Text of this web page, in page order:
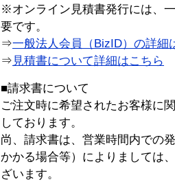
※オンライン見積書発行には、
要です。
⇒一般法人会員（BizID）の詳細
⇒ 見積書について詳細はこちら
■請求書について
ご注文時に希望されたお客様に
しております。
尚、請求書は、営業時間内での
かかる場合等）によりましては
ざいます。